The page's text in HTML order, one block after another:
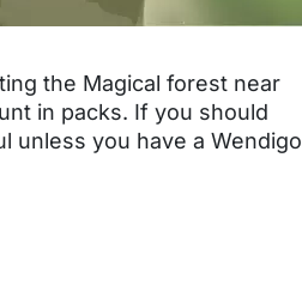
the Magical forest near
in packs. If you should
unless you have a Wendigo